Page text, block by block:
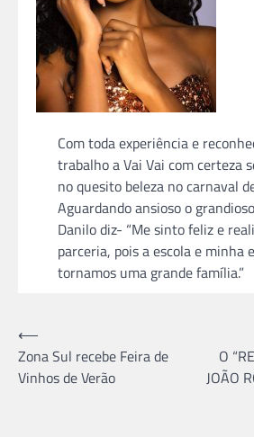
Com toda experiência e
trabalho a Vai Vai com certeza
no quesito beleza no carnaval
Aguardando ansioso o
Danilo diz- “Me sinto feliz e
parceria, pois a escola e minha
tornamos uma grande família.”
Navegação
de
Post
⟵
Zona Sul recebe Feira de
Vinhos de Verão
O
JOÃO